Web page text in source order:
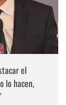
el
lo hacen,